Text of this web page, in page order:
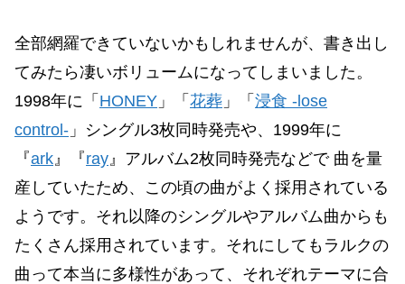
全部網羅できていないかもしれませんが、書き出し
てみたら凄いボリュームになってしまいました。
1998年に「 HONEY 」「 花葬 」「 浸食 -lose
control- 」シングル3枚同時発売や、1999年に
『ark 』『ray 』アルバム2枚同時発売などで 曲を量
産していたため、この頃の曲がよく採用されている
ようです。それ以降のシングルやアルバム曲からも
たくさん採用されています。それにしてもラルクの
曲って本当に多様性があって、それぞれテーマに合